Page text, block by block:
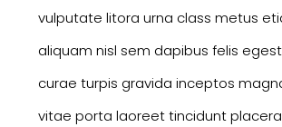
vulputate litora urna class metus
aliquam nisl sem dapibus felis
curae turpis gravida inceptos
vitae porta laoreet tincidunt